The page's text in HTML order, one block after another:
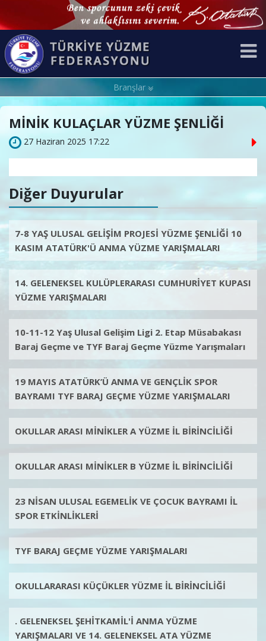
Branşlar
MİNİK KULAÇLAR YÜZME ŞENLİĞİ
27 Haziran 2025 17:22
Diğer Duyurular
7-8 YAŞ ULUSAL GELİŞİM PROJESİ YÜZME ŞENLİĞİ 10
KASIM ATATÜRK'Ü ANMA YÜZME YARIŞMALARI
14. GELENEKSEL KULÜPLERARASI CUMHURİYET KUPASI
YÜZME YARIŞMALARI
10-11-12 Yaş Ulusal Gelişim Ligi 2. Etap Müsabakası
Baraj Geçme ve TYF Baraj Geçme Yüzme Yarışmaları
19 MAYIS ATATÜRK’Ü ANMA VE GENÇLİK SPOR
BAYRAMI TYF BARAJ GEÇME YÜZME YARIŞMALARI
OKULLAR ARASI MİNİKLER A YÜZME İL BİRİNCİLİĞİ
OKULLAR ARASI MİNİKLER B YÜZME İL BİRİNCİLİĞİ
23 NİSAN ULUSAL EGEMELİK VE ÇOCUK BAYRAMI İL
SPOR ETKİNLİKLERİ
TYF BARAJ GEÇME YÜZME YARIŞMALARI
OKULLARARASI KÜÇÜKLER YÜZME İL BİRİNCİLİĞİ
. GELENEKSEL ŞEHİTKAMİL'İ ANMA YÜZME
YARIŞMALARI VE 14. GELENEKSEL ATA YÜZME